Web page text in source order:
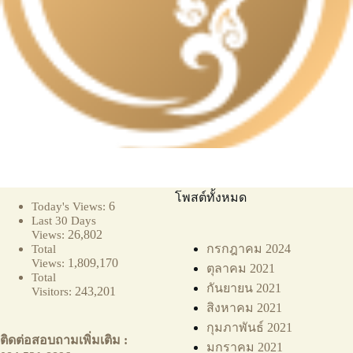
Today's Views: 6
Last 30 Days
Views: 26,802
Total
Views: 1,809,170
Total
Visitors: 243,201
ติดต่อสอบถามเพิ่มเติม :
โพสต์ทั้งหมด
กรกฎาคม 2024
ตุลาคม 2021
กันยายน 2021
สิงหาคม 2021
กุมภาพันธ์ 2021
มกราคม 2021